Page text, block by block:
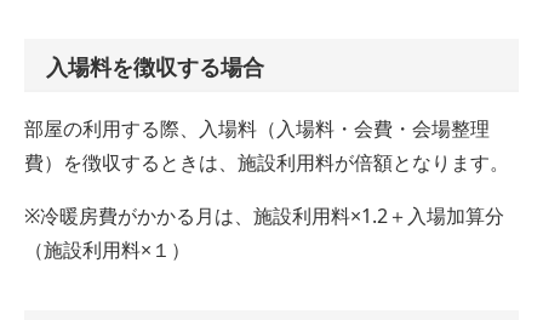
入場料を徴収する場合
部屋の利用する際、入場料（入場料・会費・会場整理
費）を徴収するときは、施設利用料が倍額となります。
※冷暖房費がかかる月は、施設利用料×1.2＋入場加算分
（施設利用料×１）